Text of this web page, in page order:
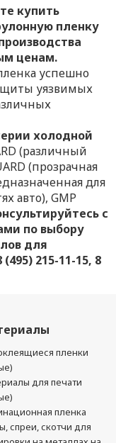
купить
пленку
ценам.
успешно
уязвимых
холодной
(различный
(прозрачная
для
авто), GMP
с
по выбору
для
215-11-15, 8
пленки
для печати
пленка
спреи, скотчи для